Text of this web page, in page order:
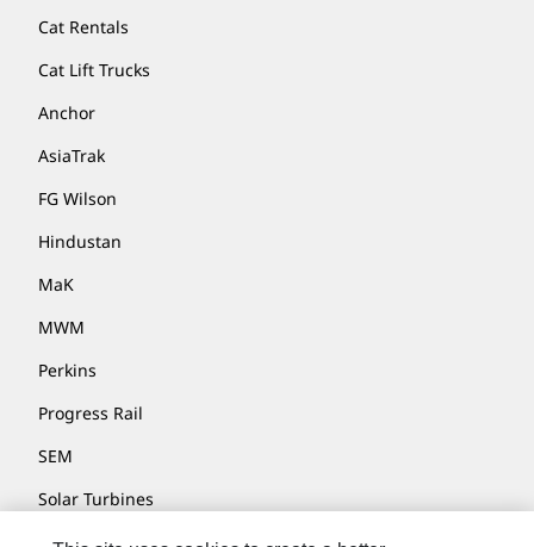
Cat Rentals
Cat Lift Trucks
Anchor
AsiaTrak
FG Wilson
Hindustan
MaK
MWM
Perkins
Progress Rail
SEM
Solar Turbines
SPM Oil & Gas